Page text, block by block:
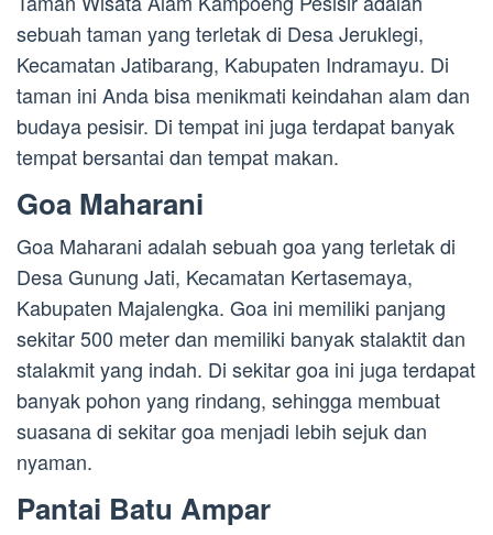
sebuah taman yang terletak di Desa Jeruklegi,
Kecamatan Jatibarang, Kabupaten Indramayu. Di
taman ini Anda bisa menikmati keindahan alam dan
budaya pesisir. Di tempat ini juga terdapat banyak
tempat bersantai dan tempat makan.
Goa Maharani
Goa Maharani adalah sebuah goa yang terletak di
Desa Gunung Jati, Kecamatan Kertasemaya,
Kabupaten Majalengka. Goa ini memiliki panjang
sekitar 500 meter dan memiliki banyak stalaktit dan
stalakmit yang indah. Di sekitar goa ini juga terdapat
banyak pohon yang rindang, sehingga membuat
suasana di sekitar goa menjadi lebih sejuk dan
nyaman.
Pantai Batu Ampar